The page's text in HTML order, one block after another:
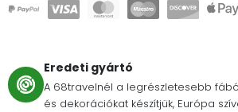
Eredeti gyártó
A 68travelnél a legrészletesebb
és dekorációkat készítjük, Európa